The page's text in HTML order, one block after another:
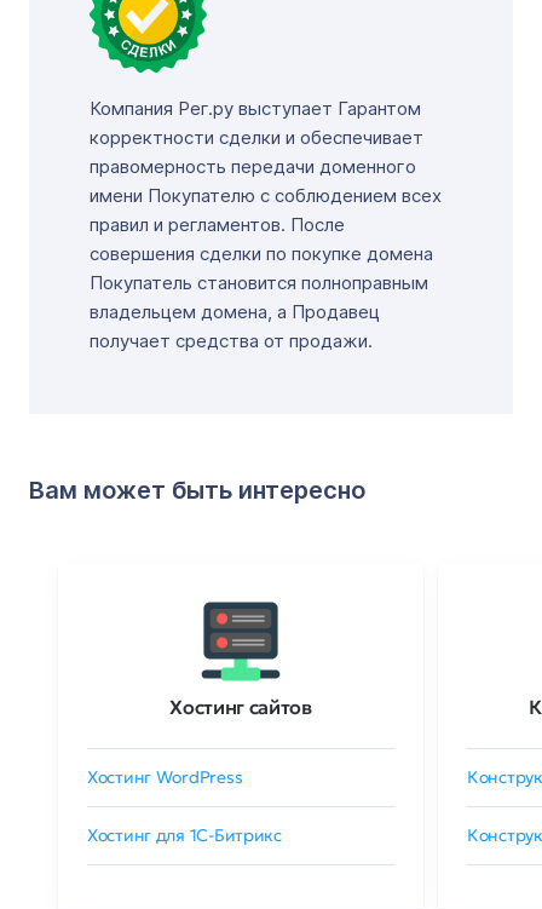
Компания Рег.ру выступает Гарантом
корректности сделки и обеспечивает
правомерность передачи доменного
имени Покупателю с соблюдением всех
правил и регламентов. После
совершения сделки по покупке домена
Покупатель становится полноправным
владельцем домена, а Продавец
получает средства от продажи.
Вам может быть интересно
Хостинг сайтов
Хостинг WordPress
Хостинг для 1C-Битрикс